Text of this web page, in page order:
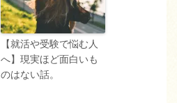
【就活や受験で悩む人
へ】現実ほど面白いも
のはない話。